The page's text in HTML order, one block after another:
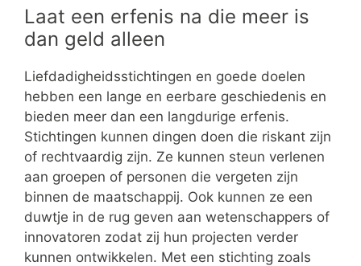
Laat een erfenis na die meer is
dan geld alleen
Liefdadigheidsstichtingen en goede doelen
hebben een lange en eerbare geschiedenis en
bieden meer dan een langdurige erfenis.
Stichtingen kunnen dingen doen die riskant zijn
of rechtvaardig zijn. Ze kunnen steun verlenen
aan groepen of personen die vergeten zijn
binnen de maatschappij. Ook kunnen ze een
duwtje in de rug geven aan wetenschappers of
innovatoren zodat zij hun projecten verder
kunnen ontwikkelen. Met een stichting zoals